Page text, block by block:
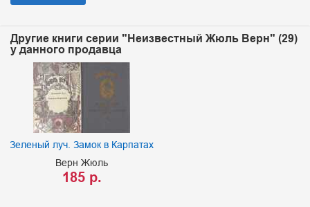
Другие книги серии "Неизвестный Жюль Верн" (29)
у данного продавца
Зеленый луч. Замок в Карпатах
Верн Жюль
185 р.